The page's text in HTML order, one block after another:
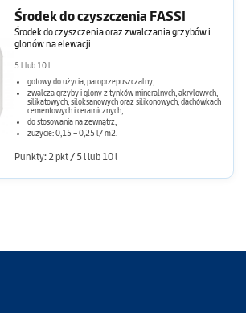
Środek do czyszczenia FASSI
Środek do czyszczenia oraz zwalczania grzybów i
glonów na elewacji
5 l lub 10 l
gotowy do użycia, paroprzepuszczalny,
zwalcza grzyby i glony z tynków mineralnych, akrylowych,
silikatowych, siloksanowych oraz silikonowych, dachówkach
cementowych i ceramicznych,
do stosowania na zewnątrz,
zużycie: 0,15 – 0,25 l/ m2.
Punkty: 2 pkt / 5 l lub 10 l